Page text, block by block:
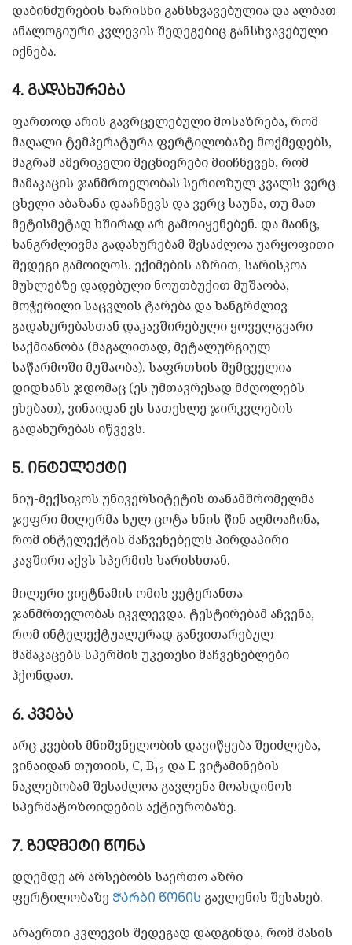
დაბინძურების ხარისხი განსხვავებულია და ალბათ
ანალოგიური კვლევის შედეგებიც განსხვავებული
იქნება.
4. გადახურება
ფართოდ არის გავრცელებული მოსაზრება, რომ
მაღალი ტემპერატურა ფერტილობაზე მოქმედებს,
მაგრამ ამერიკელი მეცნიერები მიიჩნევენ, რომ
მამაკაცის ჯანმრთელობას სერიოზულ კვალს ვერც
ცხელი აბაზანა დააჩნევს და ვერც საუნა, თუ მათ
მეტისმეტად ხშირად არ გამოიყენებენ. და მაინც,
ხანგრძლივმა გადახურებამ შესაძლოა უარყოფითი
შედეგი გამოიღოს. ექიმების აზრით, სარისკოა
მუხლებზე დადებული ნოუთბუქით მუშაობა,
მოჭერილი საცვლის ტარება და ხანგრძლივ
გადახურებასთან დაკავშირებული ყოველგვარი
საქმიანობა (მაგალითად, მეტალურგიულ
საწარმოში მუშაობა). საფრთხის შემცველია
დიდხანს ჯდომაც (ეს უმთავრესად მძღოლებს
ეხებათ), ვინაიდან ეს სათესლე ჯირკვლების
გადახურებას იწვევს.
5. ინტელექტი
ნიუ-მექსიკოს უნივერსიტეტის თანამშრომელმა
ჯეფრი მილერმა სულ ცოტა ხნის წინ აღმოაჩინა,
რომ ინტელექტის მაჩვენებელს პირდაპირი
კავშირი აქვს სპერმის ხარისხთან.
მილერი ვიეტნამის ომის ვეტერანთა
ჯანმრთელობას იკვლევდა. ტესტირებამ აჩვენა,
რომ ინტელექტუალურად განვითარებულ
მამაკაცებს სპერმის უკეთესი მაჩვენებლები
ჰქონდათ.
6. კვება
არც კვების მნიშვნელობის დავიწყება შეიძლება,
ვინაიდან თუთიის, C, B12 და E ვიტამინების
ნაკლებობამ შესაძლოა გავლენა მოახდინოს
სპერმატოზოიდების აქტიურობაზე.
7. ზედმეტი წონა
დღემდე არ არსებობს საერთო აზრი
ფერტილობაზე ჭარბი წონის გავლენის შესახებ.
არაერთი კვლევის შედეგად დადგინდა, რომ მასის